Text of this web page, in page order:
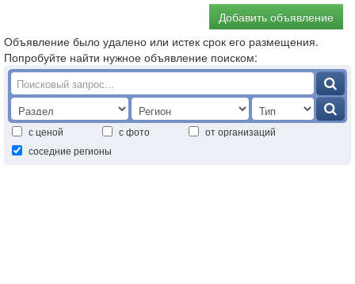
Добавить объявление
Объявление было удалено или истек срок его размещения.
Попробуйте найти нужное объявление поиском:
с ценой с фото
от организаций
соседние регионы